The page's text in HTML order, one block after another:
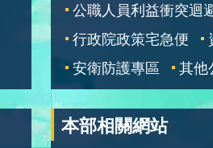
公職人員利益衝突迴
行政院政策宅急便
安衛防護專區
其他
本部相關網站